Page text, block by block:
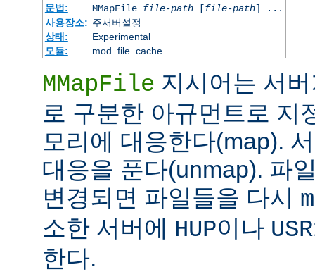
문법:
MMapFile file-path[file-path] ...
사용장소: 주서버설정
상태:
Experimental
모듈:
mod_file_cache
MMapFile 지시어는 서
로 구분한 아규먼트로 지
모리에 대응한다(map).
대응을 푼다(unmap). 파
변경되면 파일들을 다시
소한 서버에 HUP이나
한다.